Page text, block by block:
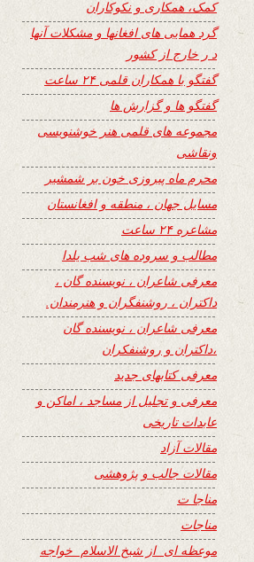
کمک، همکاری و نکوکاران
گرد همایی های افغانها و مشکلات آنها
د ر خارج از کشور
گفتگو با همکاران قلمی ۲۴ ساعت
گفتگو ها و گزارش ها
مجموعه های قلمی هنر خوشنویسی
ونقاشی
محرم ماه پیروزی خون بر شمشیر
مسایل جهان ، منطقه و افغانستان
مشاعره ۲۴ ساعت
مطالب و سروده های شب یلدا
معرفی شاعران ، نویسنده گان ،
داکتران ، روشنفگران و هنرمندان.
معرفی شاعران ، نویسنده گان
،داکتران و روشنفکران
معرفی کتابهای جدید
معرفی و تجلیل از مساجد ، اماکن و
عابدات تاریخی
مقالات آزاد
مقالات جالب و پژوهشی
مناجا ت
مناجات
موعظه ای از شیخ الاسلام خواجه